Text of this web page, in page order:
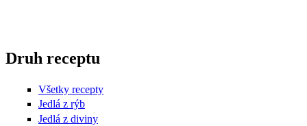
Druh receptu
Všetky recepty
Jedlá z rýb
Jedlá z diviny